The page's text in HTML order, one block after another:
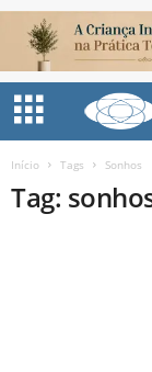
Início Tags Sonhos
Tag: